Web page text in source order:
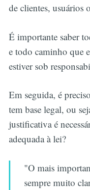
de clientes, usuários
É importante saber
e todo caminho que
estiver sob
Em seguida, é
tem base legal, ou
justificativa é
adequada à lei?
"O mais
sempre muito